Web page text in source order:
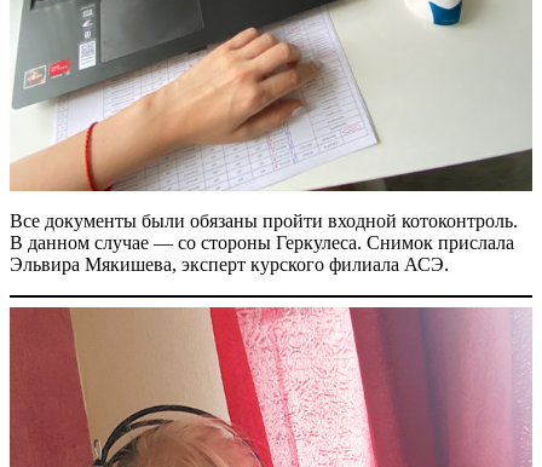
Все документы были обязаны пройти входной кото­контроль.
В данном случае — ​со стороны Геркулеса. Снимок прислала
Эльвира Мякишева, эксперт курского филиала АСЭ.